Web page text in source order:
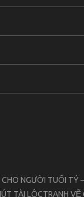
NGƯỜI TUỔI TÝ
TÀI LỘCTRANH VẼ